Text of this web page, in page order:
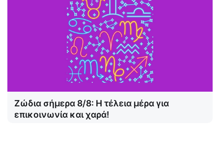
Ζώδια σήμερα 8/8: Η τέλεια μέρα για
επικοινωνία και χαρά!